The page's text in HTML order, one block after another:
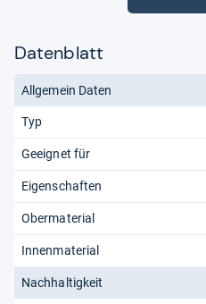
Datenblatt
Allgemein Daten
Typ
Geeignet für
Eigenschaften
Obermaterial
Innenmaterial
Nachhaltigkeit